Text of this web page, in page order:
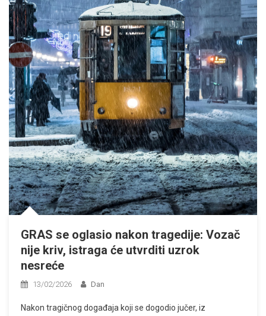
GRAS se oglasio nakon tragedije: Vozač
nije kriv, istraga će utvrditi uzrok
nesreće
13/02/2026 Dan
Nakon tragičnog događaja koji se dogodio jučer, iz